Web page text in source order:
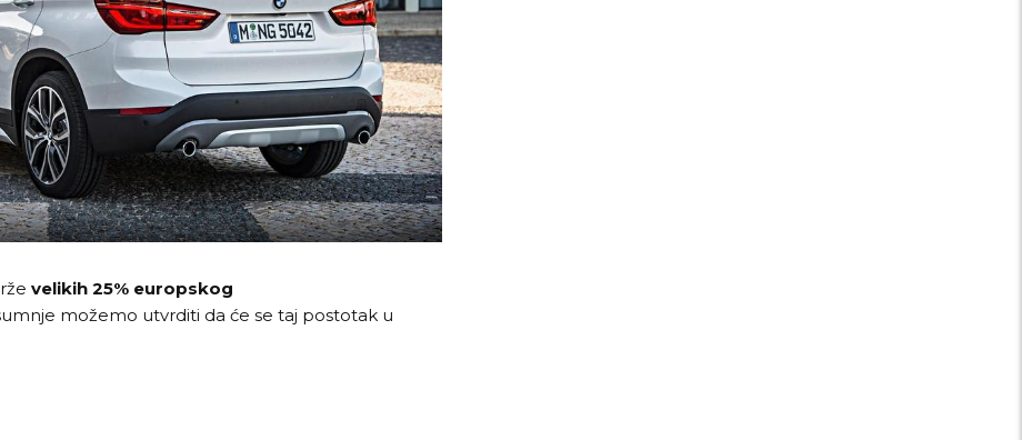
velikih 25% europskog
možemo utvrditi da će se taj postotak u